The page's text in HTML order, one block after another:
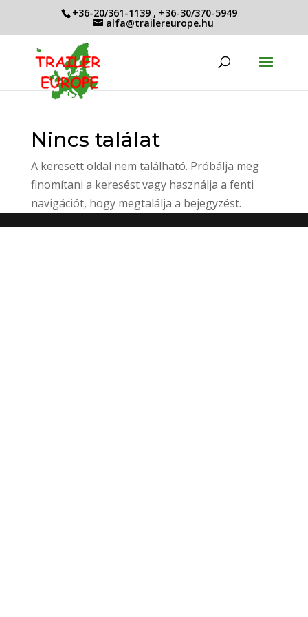
+36-20/361-1139 , +36-30/370-5949
alfa@trailereurope.hu
Nincs találat
A keresett oldal nem található. Próbálja meg
finomítani a keresést vagy használja a fenti
navigációt, hogy megtalálja a bejegyzést.